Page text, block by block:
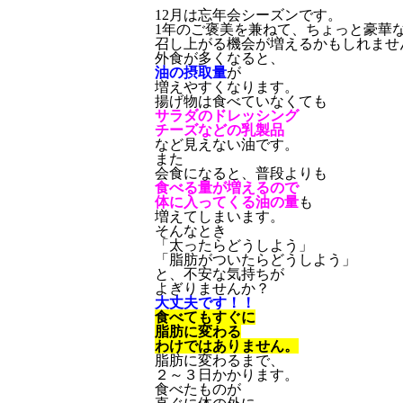
12月は忘年会シーズンです。
1年のご褒美を兼ねて、 ちょっと豪華
召し上がる機会が増えるかもしれませ
外食が多くなると、
油の摂取量が
増えやすくなります。
揚げ物は食べていなくても
サラダのドレッシング
チーズなどの乳製品
など見えない油です。
また
会食になると、普段よりも
食べる量が増えるので
体に入ってくる油の量も
増えてしまいます。
そんなとき
「太ったらどうしよう」
「脂肪がついたらどうしよう」
と、不安な気持ちが
よぎりませんか？
大丈夫です！！
食べてもすぐに
脂肪に変わる
わけではありません。
脂肪に変わるまで、
２～３日かかります。
食べたものが